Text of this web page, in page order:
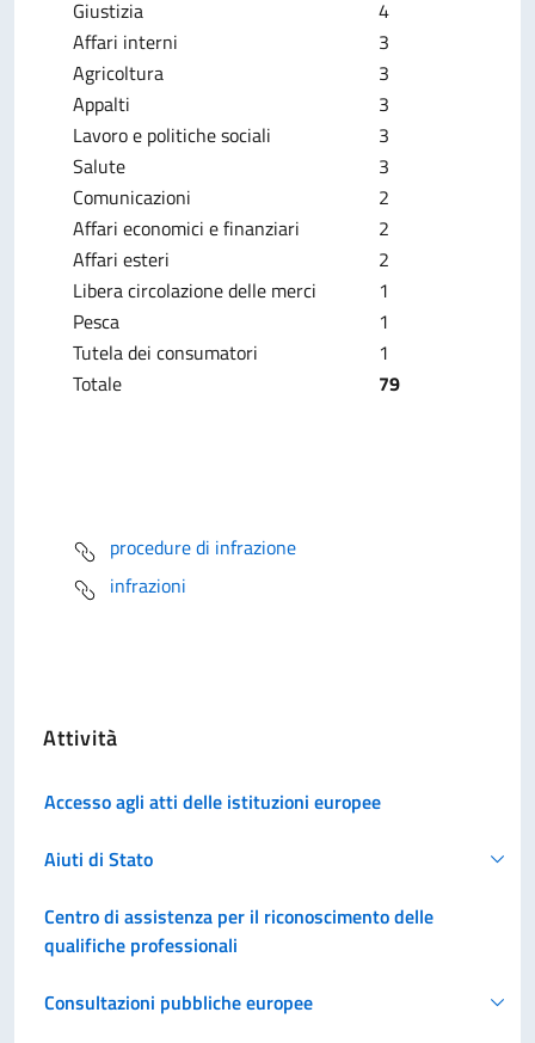
Giustizia
4
Affari interni
3
Agricoltura
3
Appalti
3
Lavoro e politiche sociali
3
Salute
3
Comunicazioni
2
Affari economici e finanziari
2
Affari esteri
2
Libera circolazione delle merci
1
Pesca
1
Tutela dei consumatori
1
Totale
79
procedure di infrazione
infrazioni
Attività
Accesso agli atti delle istituzioni europee
Aiuti di Stato
Centro di assistenza per il riconoscimento delle
qualifiche professionali
Consultazioni pubbliche europee